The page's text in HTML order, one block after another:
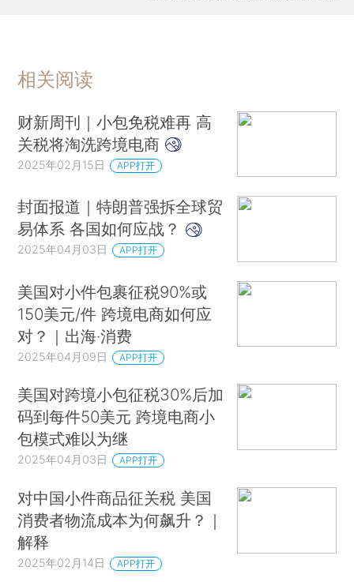
相关阅读
财新周刊｜小包免税难再 高
关税将淘洗跨境电商
2025年02月15日 APP打开
封面报道｜特朗普强拆全球贸
易体系 各国如何应战？
2025年04月03日 APP打开
美国对小件包裹征税90%或
150美元/件 跨境电商如何应
对？｜出海·消费
2025年04月09日 APP打开
美国对跨境小包征税30%后加
码到每件50美元 跨境电商小
包模式难以为继
2025年04月03日 APP打开
对中国小件商品征关税 美国
消费者物流成本为何飙升？｜
解释
2025年02月14日 APP打开